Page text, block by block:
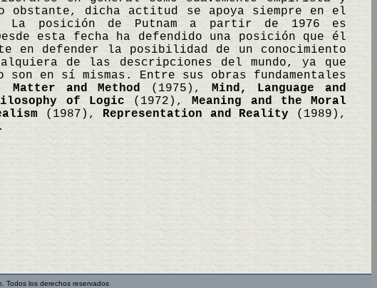
dicha actitud se apoya siempre en el
La posición de Putnam a partir de 1976 es
esta fecha ha defendido una posición que él
en defender la posibilidad de un conocimiento
de las descripciones del mundo, ya que
en sí mismas. Entre sus obras fundamentales
Matter and Method (1975), Mind, Language and
of Logic(1972),Meaning and the Moral
(1987), Representation and Reality(1989),
Todos los derechos reservados